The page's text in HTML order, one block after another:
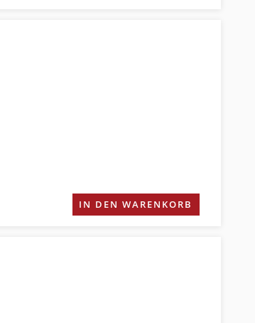
IN DEN WARENKORB